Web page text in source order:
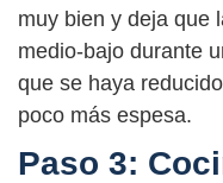
muy bien y deja que
medio-bajo durante
que se haya
poco más espesa.
Paso 3: